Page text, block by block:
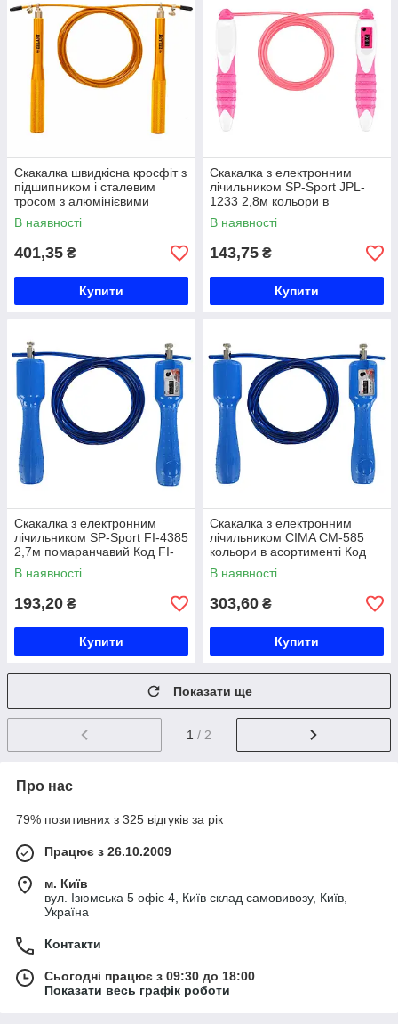
Скакалка швидкісна кросфіт з
підшипником і сталевим
тросом з алюмінієвими
ручками Zelart FI-5100 2,75м
кольори в асортименті Код
В наявності
401,35 ₴
Купити
Скакалка з електронним
лічильником SP-Sport JPL-
1233 2,8м кольори в
асортименті Код JPL-1233
В наявності
143,75 ₴
Купити
Скакалка з електронним
лічильником SP-Sport FI-4385
2,7м помаранчавий Код FI-
4385
В наявності
193,20 ₴
Купити
Скакалка з електронним
лічильником CIMA CM-585
кольори в асортименті Код
CM-585
В наявності
303,60 ₴
Купити
Показати ще
1 / 2
Про нас
79% позитивних з 325 відгуків за рік
Працює з 26.10.2009
м. Київ
вул. Ізюмська 5 офіс 4, Київ склад самовивозу, Київ,
Україна
Контакти
Сьогодні працює з 09:30 до 18:00
Показати весь графік роботи